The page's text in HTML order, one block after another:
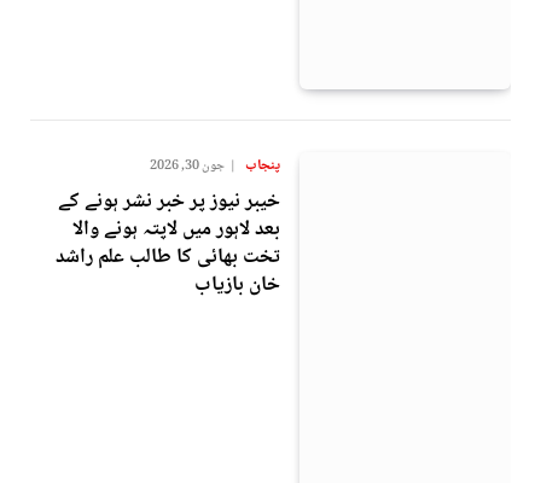
پنجاب جون 30, 2026
خیبر نیوز پر خبر نشر ہونے کے
بعد لاہور میں لاپتہ ہونے والا
تخت بھائی کا طالب علم راشد
خان بازیاب